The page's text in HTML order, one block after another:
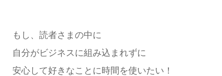
もし、読者さまの中に
自分がビジネスに組み込まれずに
安心して好きなことに時間を使いたい！